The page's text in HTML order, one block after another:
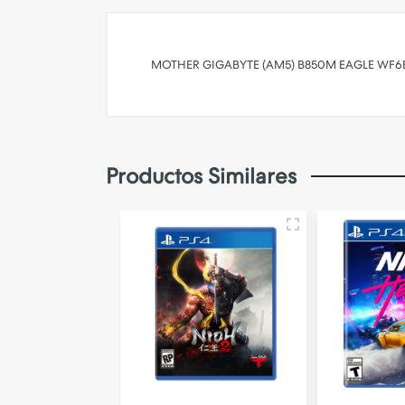
MOTHER GIGABYTE (AM5) B850M EAGLE
Productos Similares